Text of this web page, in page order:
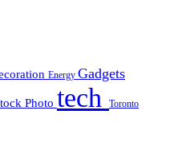
Energy Gadgets
Photo tech Toronto